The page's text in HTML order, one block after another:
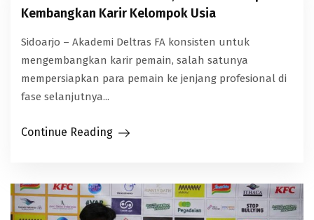
Kembangkan Karir Kelompok Usia
Sidoarjo – Akademi Deltras FA konsisten untuk
mengembangkan karir pemain, salah satunya
mempersiapkan para pemain ke jenjang profesional di
fase selanjutnya...
Continue Reading